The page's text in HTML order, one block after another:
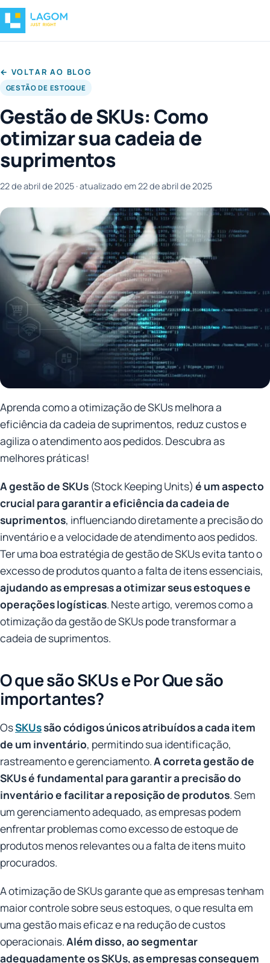
← VOLTAR AO BLOG
GESTÃO DE ESTOQUE
Gestão de SKUs: Como
otimizar sua cadeia de
suprimentos
22 de abril de 2025 · atualizado em 22 de abril de 2025
Aprenda como a otimização de SKUs melhora a
eficiência da cadeia de suprimentos, reduz custos e
agiliza o atendimento aos pedidos. Descubra as
melhores práticas!
A gestão de SKUs (Stock Keeping Units) é um aspecto
crucial para garantir a eficiência da cadeia de
suprimentos, influenciando diretamente a precisão do
inventário e a velocidade de atendimento aos pedidos.
Ter uma boa estratégia de gestão de SKUs evita tanto o
excesso de produtos quanto a falta de itens essenciais,
ajudando as empresas a otimizar seus estoques e
operações logísticas. Neste artigo, veremos como a
otimização da gestão de SKUs pode transformar a
cadeia de suprimentos.
O que são SKUs e Por Que são
importantes?
OsSKUssão códigos únicos atribuídos a cada item
de um inventário, permitindo sua identificação,
rastreamento e gerenciamento.A correta gestão de
SKUs é fundamental para garantir a precisão do
inventário e facilitar a reposição de produtos. Sem
um gerenciamento adequado, as empresas podem
enfrentar problemas como excesso de estoque de
produtos menos relevantes ou a falta de itens muito
procurados.
A otimização de SKUs garante que as empresas tenham
maior controle sobre seus estoques, o que resulta em
uma gestão mais eficaz e na redução de custos
operacionais.Além disso, ao segmentar
adequadamente os SKUs, as empresas conseguem